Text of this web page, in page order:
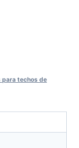
para techos de